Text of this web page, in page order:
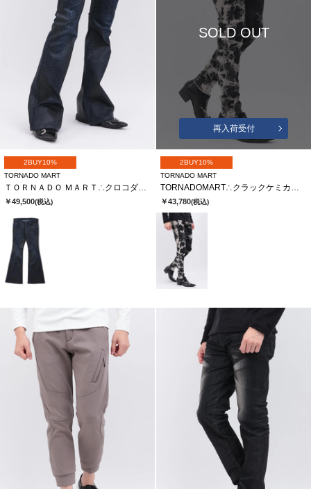
2BUY10%
TORNADO MART
￥49,500(税込)
SOLD OUT
再入荷受付
2BUY10%
TORNADO MART
￥43,780(税込)